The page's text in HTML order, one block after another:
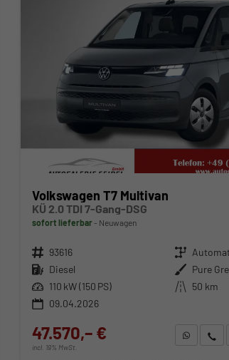
Volkswagen T7 Multivan
KÜ 2.0 TDI 7-Gang-DSG
sofort lieferbar Neuwagen
Fahrzeugnr. 93616 Getriebe
Kraftstoff Diesel Außenfarbe Pure
Leistung 110 kW (150 PS) Kilometerstand 50 km
09.04.2026
47.570,– €
incl. 19% MwSt.
WhatsApp